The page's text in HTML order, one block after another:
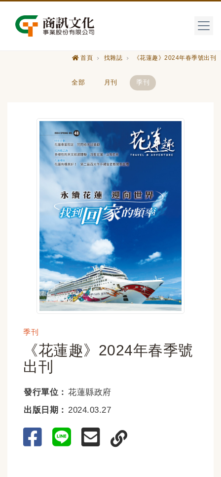
首頁 找雜誌 《花蓮趣》2024年春季號出刊
全部 月刊 季刊
季刊
《花蓮趣》2024年春季號
出刊
發行單位： 花蓮縣政府
出版日期： 2024.03.27